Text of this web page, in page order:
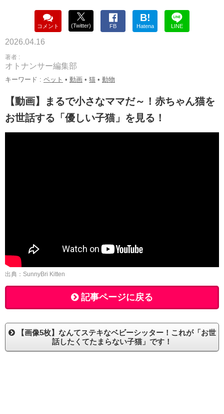
コメント (Twitter) FB
B!
Hatena LINE
2026.04.16
著者 :
オトナンサー編集部
キーワード : ペット • 動画 • 猫 • 動物
【動画】まるで小さなママだ～！赤ちゃん猫を
お世話する「優しい子猫」を見る！
出典：SunnyBri Kitten
記事ページに戻る
【画像5枚】なんてステキなベビーシッター！これが「お世
話したくてたまらない子猫」です！